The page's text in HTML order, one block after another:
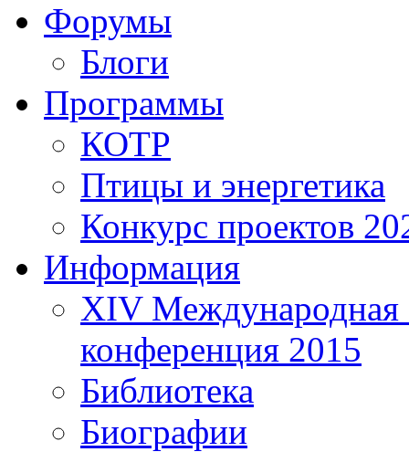
Форумы
Блоги
Программы
КОТР
Птицы и энергетика
Конкурс проектов
Информация
XIV Международная
конференция 2015
Библиотека
Биографии